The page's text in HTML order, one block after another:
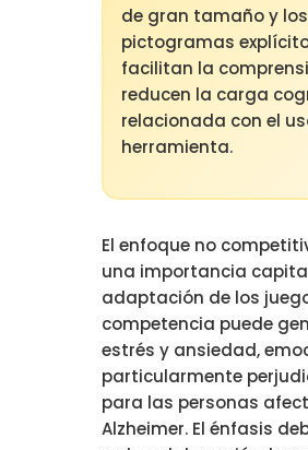
de gran tamaño y los
pictogramas
facilitan la
reducen la carga
relacionada con el
herramienta.
El enfoque no
una importancia
adaptación de los
competencia puede
estrés y ansiedad,
particularmente
para las personas
Alzheimer. El énfasis